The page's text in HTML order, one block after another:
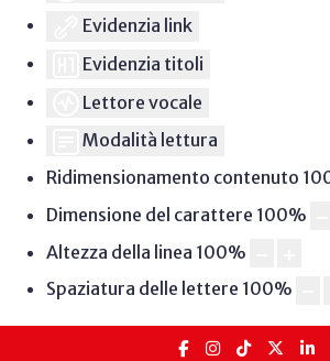
Evidenzia link
Evidenzia titoli
Lettore vocale
Modalità lettura
Ridimensionamento contenuto
Dimensione del carattere 100%
Altezza della linea 100%
Spaziatura delle lettere 100%